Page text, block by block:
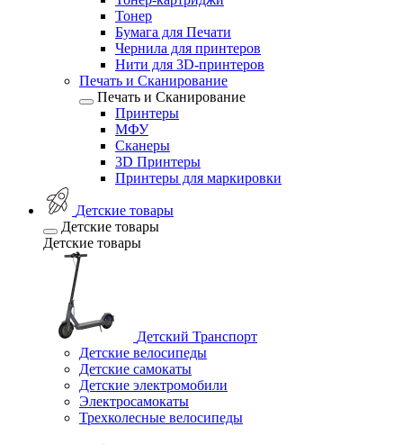
Тонер
Бумага для Печати
Чернила для принтеров
Нити для 3D-принтеров
Печать и Сканирование
Печать и Сканирование
Принтеры
МФУ
Сканеры
3D Принтеры
Принтеры для маркировки
Детские товары
Детские товары
Детские товары
Детский Транспорт
Детские велосипеды
Детские самокаты
Детские электромобили
Электросамокаты
Трехколесные велосипеды